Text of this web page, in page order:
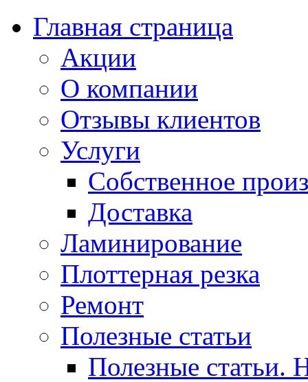
Главная страница
Акции
О компании
Отзывы клиентов
Услуги
Собственное
Доставка
Ламинирование
Плоттерная резка
Ремонт
Полезные статьи
Полезные статьи.